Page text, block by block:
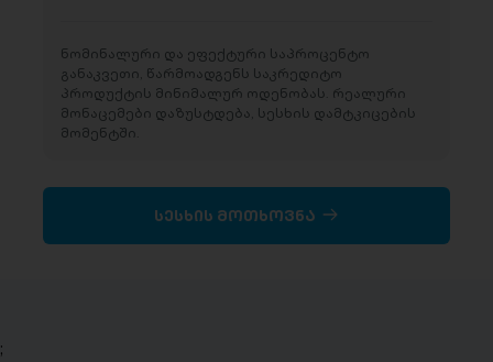
ნომინალური და ეფექტური საპროცენტო
განაკვეთი, წარმოადგენს საკრედიტო
პროდუქტის მინიმალურ ოდენობას. რეალური
მონაცემები დაზუსტდება, სესხის დამტკიცების
მომენტში.
სესხის მოთხოვნა
;